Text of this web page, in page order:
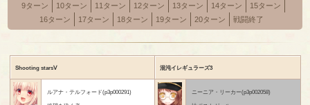
9ターン
10ターン 11ターン 12ターン 13ターン 14ターン
15ターン
16ターン
17ターン 18ターン 19ターン 20ターン 戦闘終了
Shooting starsⅤ 混沌イレギュラーズ3
ルアナ・テルフォード(p3p000291)
ニーニア・リーカー(p3p002058)